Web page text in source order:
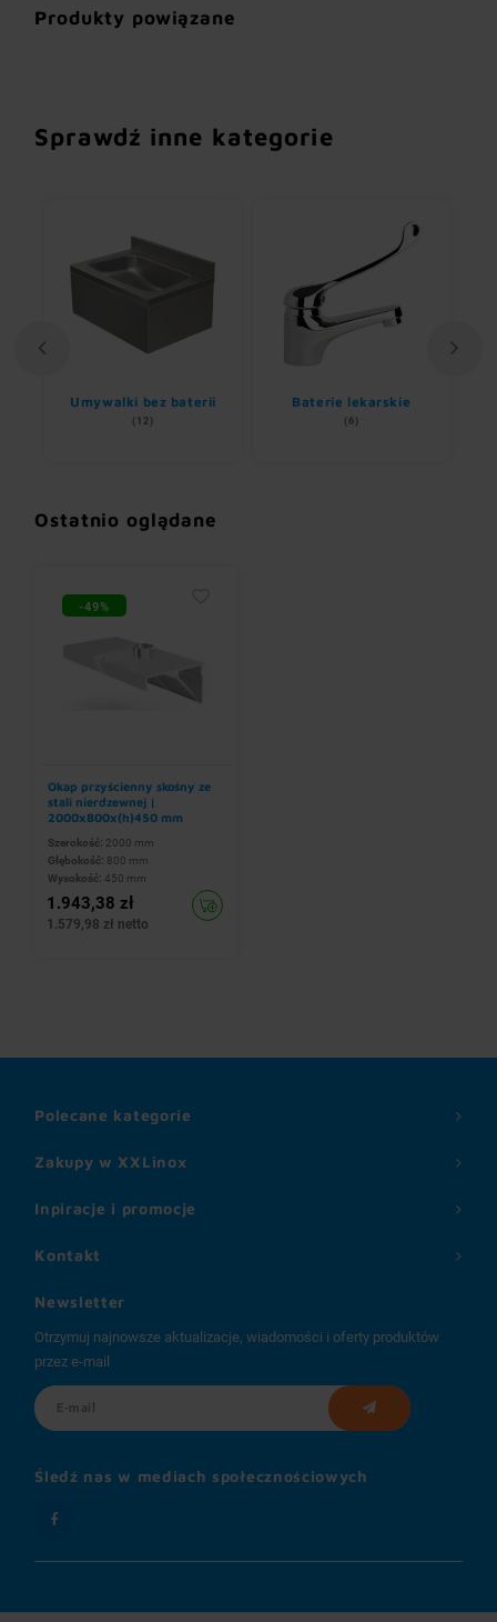
Produkty powiązane
Sprawdź inne kategorie
Umywalki bez baterii
(12)
Baterie lekarskie
(6)
Ostatnio oglądane
-49%
Okap przyścienny skośny ze
stali nierdzewnej |
2000x800x(h)450 mm
Szerokość: 2000 mm
Głębokość: 800 mm
Wysokość: 450 mm
1.943,38 zł
1.579,98 zł netto
Zakupy w XXLinox
Inpiracje i promocje
Polecane kategorie
Kontakt
Newsletter
Otrzymuj najnowsze aktualizacje, wiadomości i oferty produktów
przez e-mail
Śledź nas w mediach społecznościowych